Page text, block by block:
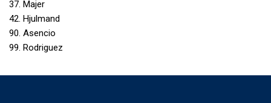
37. Majer
42. Hjulmand
90. Asencio
99. Rodriguez